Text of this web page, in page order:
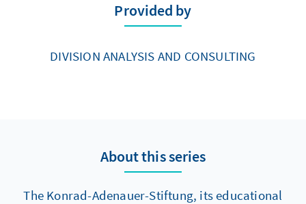
Provided by
DIVISION ANALYSIS AND CONSULTING
About this series
The Konrad-Adenauer-Stiftung, its educational